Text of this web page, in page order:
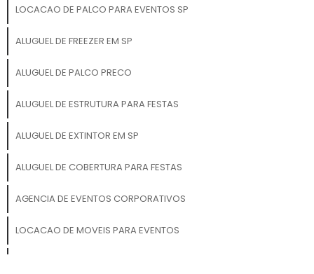
tempo. ✔ Versatilidade de
infláveis podem ser
seja como painéis de
backgrounds de fotos,
como elementos de
marca e lançamentos de
Perfeitas: Feiras e
Eventos corporativos e
LOCACAO DE PALCO PARA EVENTOS SP
ALUGUEL DE FREEZER EM SP
ALUGUEL DE PALCO PRECO
ALUGUEL DE ESTRUTURA PARA FESTAS
ALUGUEL DE EXTINTOR EM SP
ALUGUEL DE COBERTURA PARA FESTAS
AGENCIA DE EVENTOS CORPORATIVOS
LOCACAO DE MOVEIS PARA EVENTOS